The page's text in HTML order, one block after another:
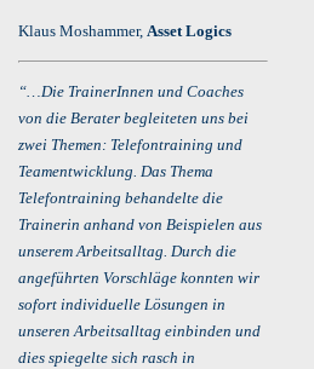
Klaus Moshammer, Asset Logics
“…Die TrainerInnen und Coaches
von die Berater begleiteten uns bei
zwei Themen: Telefontraining und
Teamentwicklung. Das Thema
Telefontraining behandelte die
Trainerin anhand von Beispielen aus
unserem Arbeitsalltag. Durch die
angeführten Vorschläge konnten wir
sofort individuelle Lösungen in
unseren Arbeitsalltag einbinden und
dies spiegelte sich rasch in